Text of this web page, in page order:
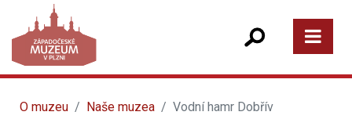
O muzeu Naše muzea Vodní hamr Dobřív